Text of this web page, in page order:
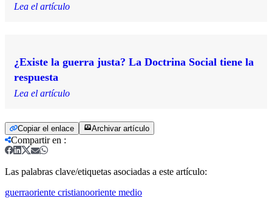
Lea el artículo
¿Existe la guerra justa? La Doctrina Social tiene la
respuesta
Lea el artículo
Copiar el enlace Archivar artículo
Compartir en :
Las palabras clave/etiquetas asociadas a este artículo:
guerraoriente cristianooriente medio